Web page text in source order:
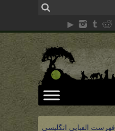
فهرست الفبایی انگلیسی